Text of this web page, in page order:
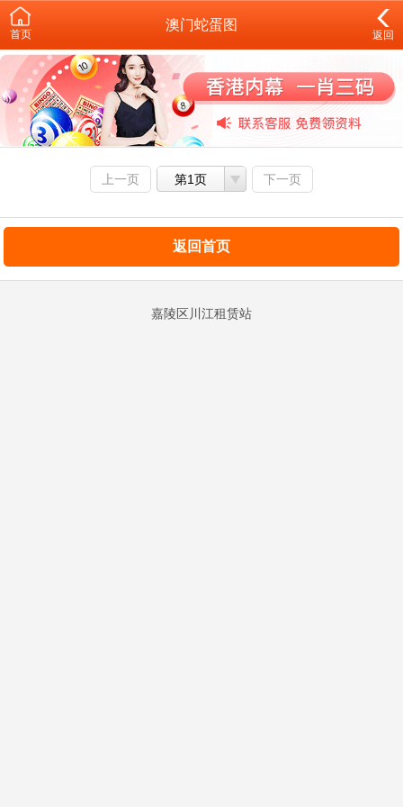
首页
澳门蛇蛋图
返回
上一页 第1页 下一页
返回首页
嘉陵区川江租赁站